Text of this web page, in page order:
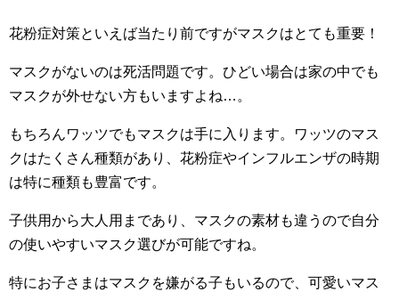
花粉症対策といえば当たり前ですがマスクはとても重要！
マスクがないのは死活問題です。ひどい場合は家の中でも
マスクが外せない方もいますよね…。
もちろんワッツでもマスクは手に入ります。ワッツのマス
クはたくさん種類があり、花粉症やインフルエンザの時期
は特に種類も豊富です。
子供用から大人用まであり、マスクの素材も違うので自分
の使いやすいマスク選びが可能ですね。
特にお子さまはマスクを嫌がる子もいるので、可愛いマス